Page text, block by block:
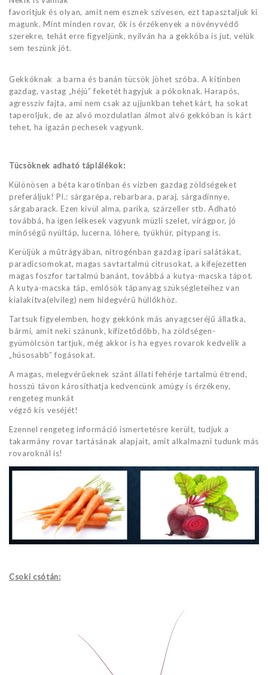
favoritjuk és olyan, amit nem esznek szívesen, ezt tapasztaljuk ki
magunk. Mint minden rovar, ők is érzékenyek a növényvédő
szerekre, tehát erre figyeljünk, nyilván ha a gekkóba is jut, velük
sem teszünk jót.
Gekkóknak a barna és banán tücsök jöhet szóba. A kitinben
gazdag, vastag „héjú” feketét hagyjuk a pókoknak. Harapós,
agresszív fajta, ami nem csak az ujjunkban tehet kárt, ha sokat
taperoljuk, de az alvó mozdulatlan álmot alvó gekkóban is kárt
tehet, ha igazán pechesek vagyunk.
Tücsöknek adható táplálékok:
Különösen a béta karotinban és vízben gazdag zöldségeket
preferáljuk! Pl.: sárgarépa, rebarbara, paraj, sárgadinnye,
sárgabarack. Ezen kívül alma, parika, szárzeller stb. Adható
továbbá, ha igen lelkesek vagyunk müzli szelet, virágpor, jó
minőségű nyúltáp, lucerna, lóhere, tyúkhúr, pitypang is.
Kerüljük a műtrágyában, nitrogénban gazdag ipari salátákat,
paradicsomokat, magas savtartalmú citrusokat, a kifejezetten
magas foszfor tartalmú banánt, továbbá a kutya-macska tápot.
A kutya-macska táp, emlősök tápanyag szükségleteihez van
kialakítva(elvileg) nem hidegvérű hüllőkhöz.
Tartsuk figyelemben, hogy gekkónk más anyagcseréjű állatka,
bármi, amit neki szánunk, kifizetődőbb, ha zöldségen-
gyümölcsön tartjuk, még akkor is ha egyes rovarok kedvelik a
„húsosabb” fogásokat.
A magas, melegvérűeknek szánt állati fehérje tartalmú étrend,
hosszú távon károsíthatja kedvencünk amúgy is érzékeny,
rengeteg munkát
végző kis veséjét!
Ezennel rengeteg információ ismertetésre került, tudjuk a
takarmány rovar tartásának alapjait, amit alkalmazni tudunk más
rovaroknál is!
Csoki csótán: